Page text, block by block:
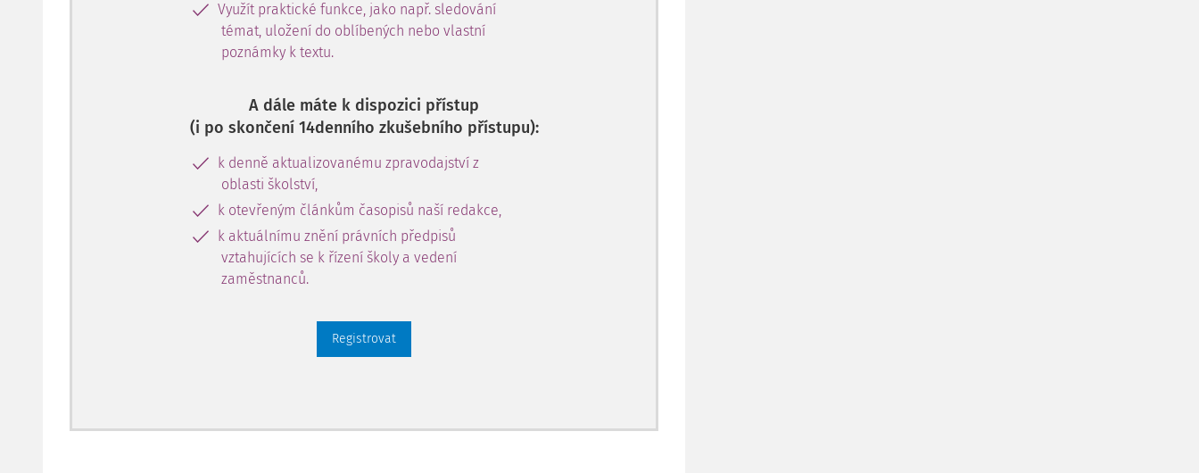
Využít praktické funkce, jako např. sledování
témat, uložení do oblíbených nebo vlastní
poznámky k textu.
A dále máte k dispozici přístup
(i po skončení 14denního zkušebního přístupu):
k denně aktualizovanému zpravodajství z
oblasti školství,
k otevřeným článkům časopisů naší redakce,
k aktuálnímu znění právních předpisů
vztahujících se k řízení školy a vedení
zaměstnanců.
Registrovat